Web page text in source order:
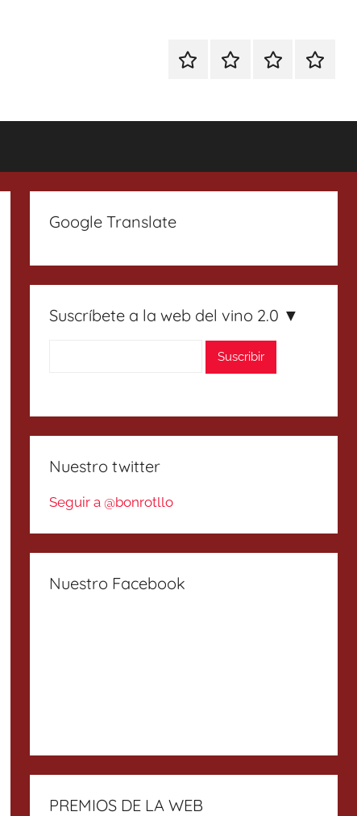
EspecialEnoturismoRanking
Google Translate
Suscríbete a la web del vino 2.0 ▼
Nuestro twitter
Seguir a @bonrotllo
Nuestro Facebook
PREMIOS DE LA WEB